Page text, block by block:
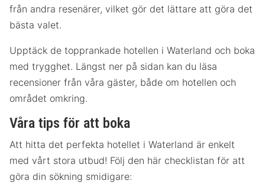
från andra resenärer, vilket gör det lättare att göra det
bästa valet.
Upptäck de topprankade hotellen i Waterland och boka
med trygghet. Längst ner på sidan kan du läsa
recensioner från våra gäster, både om hotellen och
området omkring.
Våra tips för att boka
Att hitta det perfekta hotellet i Waterland är enkelt
med vårt stora utbud! Följ den här checklistan för att
göra din sökning smidigare: